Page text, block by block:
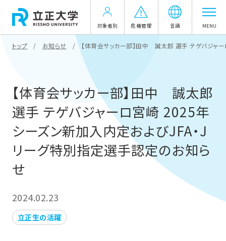
対象者別 危機管理 言語 MENU
トップ お知らせ 【体育会サッカー部】田中 誠太郎 選手 テゲバジャ
【体育会サッカー部】田中 誠太郎
選手 テゲバジャーロ宮崎 2025年
シーズン新加入内定およびJFA・J
リーグ特別指定選手認定のお知ら
せ
2024.02.23
立正生の活躍